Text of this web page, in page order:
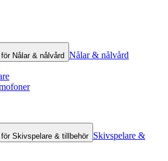
Nålar & nålvård Nålar & nålvård
Skivspelare & tillbehör Skivspelare &